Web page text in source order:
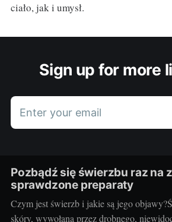
ciało, jak i umysł.
Sign up for more
Enter your email
Pozbądź się świerzbu raz na
sprawdzone preparaty
Czym jest świerzb i jakie są jego
skóry, wywołana przez drobnego,